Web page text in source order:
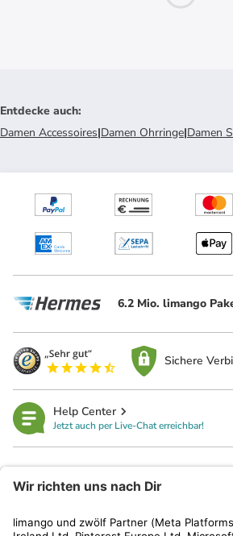
Entdecke auch:
Damen Accessoires|Damen Ohrringe|Damen
6.2 Mio. limango
Sichere
Help Center
Jetzt auch per Live-Chat erreichbar!